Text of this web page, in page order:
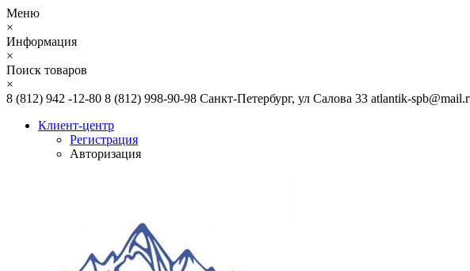
Меню
×
Информация
×
Поиск товаров
×
8 (812) 942 -12-80 8 (812) 998-90-98 Санкт-Петербург, ул Салова 33 atlantik-
Клиент-центр
Регистрация
Авторизация